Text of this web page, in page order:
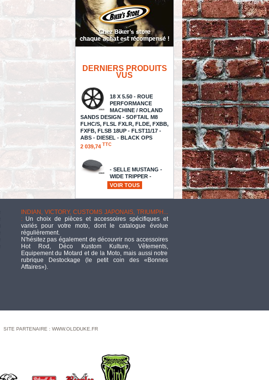
DERNIERS PRODUITS
VUS
18 X 5.50 - ROUE
PERFORMANCE
MACHINE / ROLAND
SANDS DESIGN - SOFTAIL M8
FLHC/S, FLSL FXLR, FLDE, FXBB,
FXFB, FLSB 18UP - FLST11/17 -
ABS - DIESEL - BLACK OPS
2 039,74 TTC
- SELLE MUSTANG -
WIDE TRIPPER -
SOFTAIL 06/17 PNEUS DE 200MM
- DIAMOND - NOIR - POUF
"10"" Classic Bagger apes
Chrome"
268,55 TTC
VALVE EXH +.01 02-04V-ROD
42,39
TTC
MARATHON ULTRA
TL - TUBELESS - FLANC NOIR
195,84
TTC
VOIR TOUS
INDIAN, VICTORY, CUSTOMS JAPONAIS, TRIUMPH...
:Un choix de pièces et accessoires spécifiques et
variés pour votre moto, dont le catalogue évolue
régulièrement.
N'hésitez pas également de découvrir nos accessoires
Hot Rod, Déco Kustom Kulture, Vêtements,
Equipement du Motard et de la Moto, mais aussi notre
rubrique Destockage (le petit coin des «Bonnes
Affaires»).
SITE PARTENAIRE : WWW.OLDDUKE.FR